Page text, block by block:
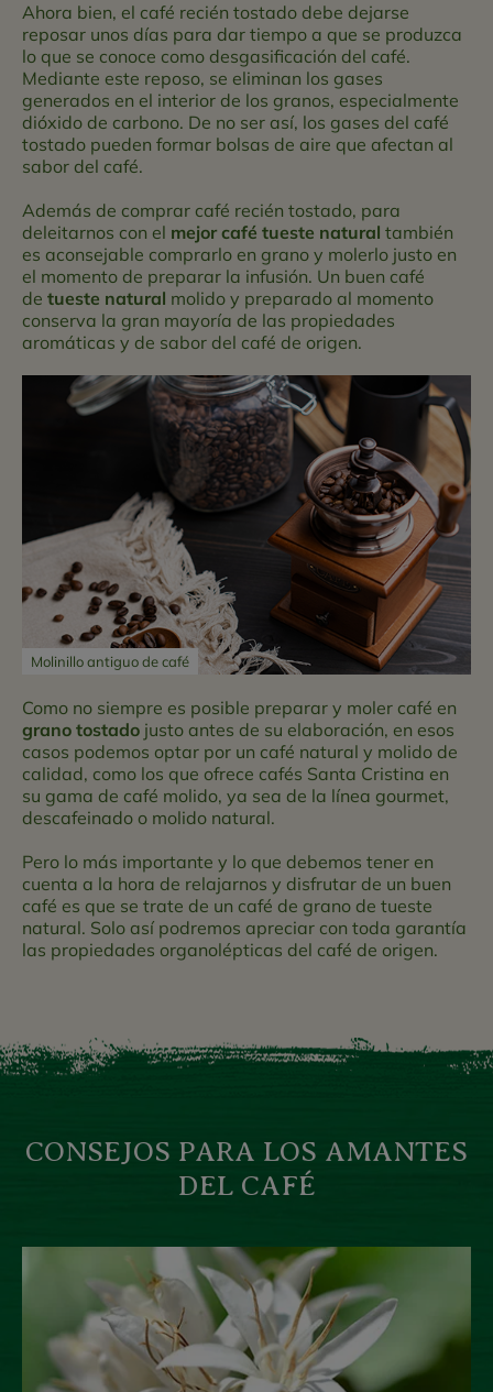
Ahora bien, el café recién tostado debe dejarse
reposar unos días para dar tiempo a que se produzca
lo que se conoce como desgasificación del café.
Mediante este reposo, se eliminan los gases
generados en el interior de los granos, especialmente
dióxido de carbono. De no ser así, los gases del café
tostado pueden formar bolsas de aire que afectan al
sabor del café.
Además de comprar café recién tostado, para
deleitarnos con el mejor café tueste natural también
es aconsejable comprarlo en grano y molerlo justo en
el momento de preparar la infusión. Un buen café
de tueste natural molido y preparado al momento
conserva la gran mayoría de las propiedades
aromáticas y de sabor del café de origen.
Molinillo antiguo de café
Como no siempre es posible preparar y moler café en
grano tostado justo antes de su elaboración, en esos
casos podemos optar por un café natural y molido de
calidad, como los que ofrece cafés Santa Cristina en
su gama de café molido, ya sea de la línea gourmet,
descafeinado o molido natural.
Pero lo más importante y lo que debemos tener en
cuenta a la hora de relajarnos y disfrutar de un buen
café es que se trate de un café de grano de tueste
natural. Solo así podremos apreciar con toda garantía
las propiedades organolépticas del café de origen.
CONSEJOS PARA LOS AMANTES
DEL CAFÉ